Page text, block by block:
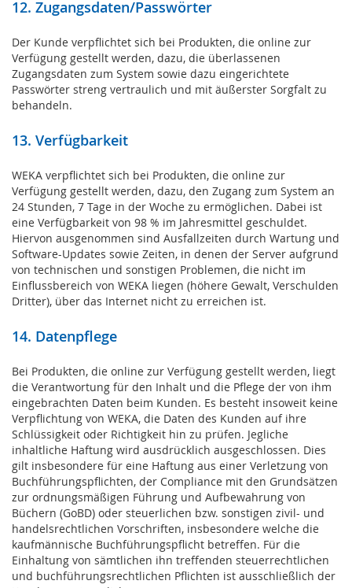
12. Zugangsdaten/Passwörter
Der Kunde verpflichtet sich bei Produkten, die online zur
Verfügung gestellt werden, dazu, die überlassenen
Zugangsdaten zum System sowie dazu eingerichtete
Passwörter streng vertraulich und mit äußerster Sorgfalt zu
behandeln.
13. Verfügbarkeit
WEKA verpflichtet sich bei Produkten, die online zur
Verfügung gestellt werden, dazu, den Zugang zum System an
24 Stunden, 7 Tage in der Woche zu ermöglichen. Dabei ist
eine Verfügbarkeit von 98 % im Jahresmittel geschuldet.
Hiervon ausgenommen sind Ausfallzeiten durch Wartung und
Software-Updates sowie Zeiten, in denen der Server aufgrund
von technischen und sonstigen Problemen, die nicht im
Einflussbereich von WEKA liegen (höhere Gewalt, Verschulden
Dritter), über das Internet nicht zu erreichen ist.
14. Datenpflege
Bei Produkten, die online zur Verfügung gestellt werden, liegt
die Verantwortung für den Inhalt und die Pflege der von ihm
eingebrachten Daten beim Kunden. Es besteht insoweit keine
Verpflichtung von WEKA, die Daten des Kunden auf ihre
Schlüssigkeit oder Richtigkeit hin zu prüfen. Jegliche
inhaltliche Haftung wird ausdrücklich ausgeschlossen. Dies
gilt insbesondere für eine Haftung aus einer Verletzung von
Buchführungspflichten, der Compliance mit den Grundsätzen
zur ordnungsmäßigen Führung und Aufbewahrung von
Büchern (GoBD) oder steuerlichen bzw. sonstigen zivil- und
handelsrechtlichen Vorschriften, insbesondere welche die
kaufmännische Buchführungspflicht betreffen. Für die
Einhaltung von sämtlichen ihn treffenden steuerrechtlichen
und buchführungsrechtlichen Pflichten ist ausschließlich der